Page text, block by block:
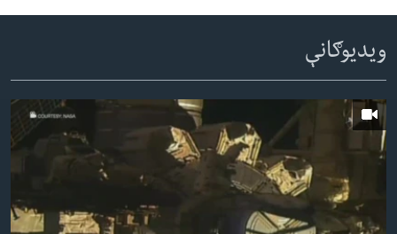
1080p
ویدیوګانې